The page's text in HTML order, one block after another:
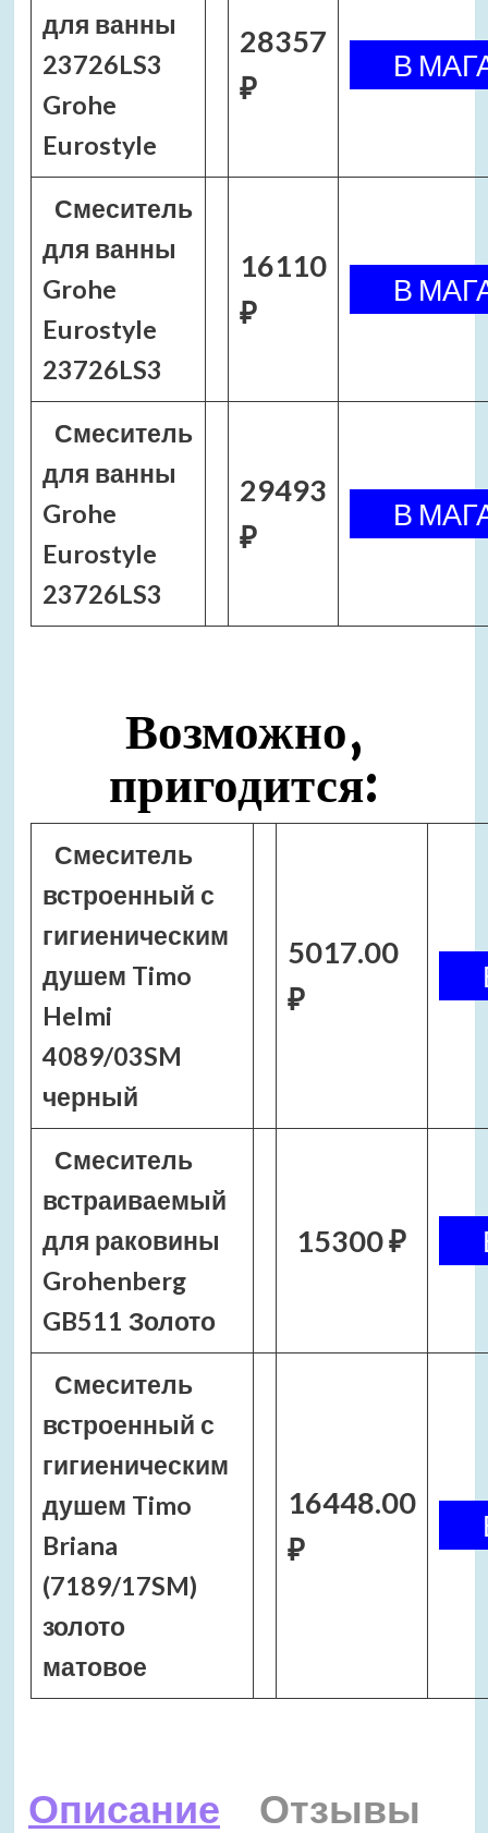
для ванны
23726LS3
Grohe
Eurostyle
28357
₽
Смеситель
для ванны
Grohe
Eurostyle
23726LS3
16110
₽
Смеситель
для ванны
Grohe
Eurostyle
23726LS3
29493
₽
Возможно,
пригодится:
Смеситель
встроенный с
гигиеническим
душем Timo
Helmi
4089/03SM
черный
5017.00
₽
Смеситель
встраиваемый
для раковины
Grohenberg
GB511 Золото
15300 ₽
Смеситель
встроенный с
гигиеническим
душем Timo
Briana
(7189/17SM)
золото
матовое
16448.00
₽
Описание Отзывы